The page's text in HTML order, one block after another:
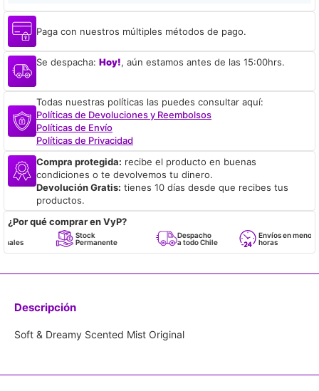
Paga con nuestros múltiples métodos de pago.
Se despacha: Hoy!, aún estamos antes de las 15:00hrs.
Todas nuestras políticas las puedes consultar aquí:
Políticas de Devoluciones y Reembolsos
Políticas de Envío
Políticas de Privacidad
Compra protegida: recibe el producto en buenas
condiciones o te devolvemos tu dinero.
Devolución Gratis: tienes 10 días desde que recibes tus
productos.
¿Por qué comprar en VyP?
Stock
Permanente
Despacho
a todo Chile
Envíos en menos de 24
horas
Descripción
Soft & Dreamy Scented Mist Original